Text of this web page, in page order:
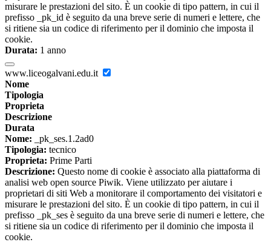
misurare le prestazioni del sito. È un cookie di tipo pattern, in cui il
prefisso _pk_id è seguito da una breve serie di numeri e lettere, che
si ritiene sia un codice di riferimento per il dominio che imposta il
cookie.
Durata: 1 anno
www.liceogalvani.edu.it
Nome
Tipologia
Proprieta
Descrizione
Durata
Nome: _pk_ses.1.2ad0
Tipologia: tecnico
Proprieta: Prime Parti
Descrizione: Questo nome di cookie è associato alla piattaforma di
analisi web open source Piwik. Viene utilizzato per aiutare i
proprietari di siti Web a monitorare il comportamento dei visitatori e
misurare le prestazioni del sito. È un cookie di tipo pattern, in cui il
prefisso _pk_ses è seguito da una breve serie di numeri e lettere, che
si ritiene sia un codice di riferimento per il dominio che imposta il
cookie.